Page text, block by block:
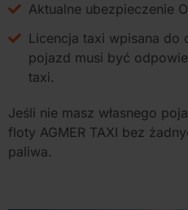
Aktualne ubezpieczenie
Licencja taxi wpisana do
pojazd musi być
taxi.
Jeśli nie masz własnego
floty AGMER TAXI bez
paliwa.